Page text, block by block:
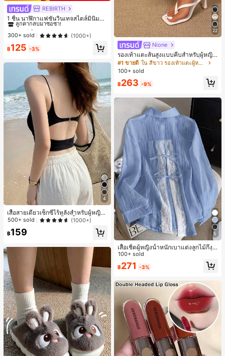
REBIRTH
1 ชิ้น นาฬิกาแฟชั่นวินเทจสไตล์มินิมอล
เลขโรมันสำหรับผู้หญิง เหมาะสำหรับก
ารตกแต่งประจำวัน
#1 ขายดี
ลูกค้ากลับมาซื้อซ้ำ!
#1 ขายดี
ลูกค้ากลับมาซื้อซ้ำ!
#1 ขายดี
ลูกค้ากลับมาซื้อซ้ำ!
#1 ขายดี
ลูกค้ากลับมาซื้อซ้ำ!
300+ sold (1000+)
฿125 -3%
4
เสื้อสายเดี่ยวเซ็กซี่ไร้หลังสำหรับผู้หญิง
พร้อมบราแบบมีฟองน้ำ, เสื้อกล้ามแขน
500+ sold (1000+)
฿159
22
Nione
รองเท้าแตะส้นสูงแบบคีบสำหรับผู้หญิง
สไตล์คลาสสิก สีบล็อก สไตล์แฟรี่ฤดูร้อ
น ส้นเข็ม รองเท้าแตะแบบคีบ รองเท้าแ
ญิง สำหรับออฟฟิศ บ้าน กลางแจ้ง ดีไซ
นท์
#1 ขายดี
ใน สีขาว รองเท้าแตะผู้หญิง
100+ sold
฿263 -9%
5
เสื้อเชิ้ตผู้หญิงน้ำหนักเบาแต่งลูกไม้กึ่งโ
ปร่งใสแบบเลเยอร์ รุ่นดีไซน์เนอร์แฟชั่น
เหมาะสำหรับฤดูใบไม้ผลิ ฤดูร้อน และฤ
ดูใบไม้ร่วง ซักด้วยเครื่องซักผ้าได้ สไต
100+ sold
฿271 -3%